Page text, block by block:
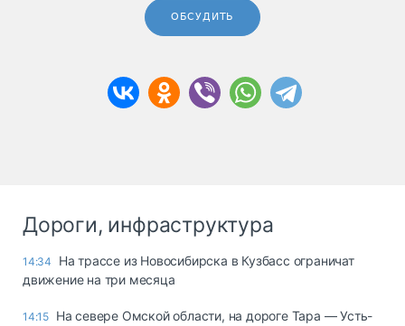
ОБСУДИТЬ
Дороги, инфраструктура
14:34
На трассе из Новосибирска в Кузбасс ограничат
движение на три месяца
14:15 На севере Омской области, на дороге Тара — Усть-